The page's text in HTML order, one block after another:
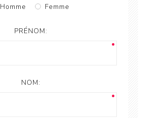
Homme
Femme
PRÉNOM:
NOM: